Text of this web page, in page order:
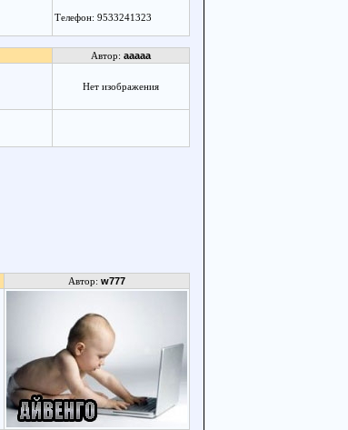
Телефон: 9533241323
Автор: aaaaa
Нет изображения
Автор: w777